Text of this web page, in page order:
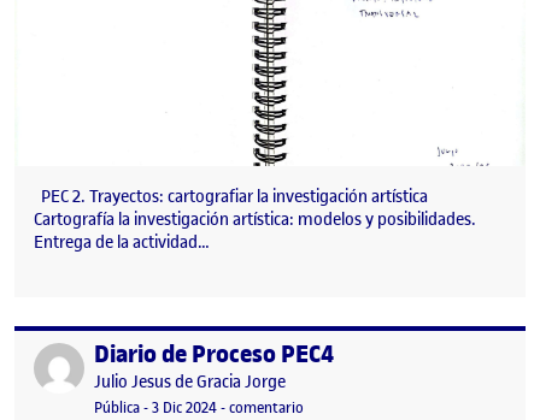
PEC 2. Trayectos: cartografiar la investigación artística
Cartografía la investigación artística: modelos y posibilidades.
Entrega de la actividad…
Publicado porDiario de Proceso PEC4
Publicado por
Julio Jesus de Gracia Jorge
Visibilidad:
Pública-Fecha de publicación
3 Dic 2024-comentario